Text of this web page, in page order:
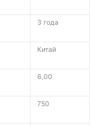
3 года
Китай
6,00
750